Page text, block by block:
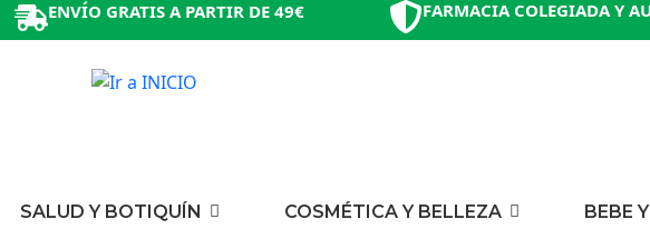
ENVÍO GRATIS A PARTIR DE 49€ FARMACIA COLEGIADA Y
SALUD Y BOTIQUÍN COSMÉTICA Y BELLEZA BEBE